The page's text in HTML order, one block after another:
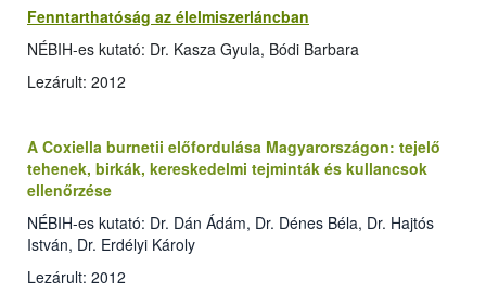
Fenntarthatóság az élelmiszerláncban
NÉBIH-es kutató: Dr. Kasza Gyula, Bódi Barbara
Lezárult: 2012
A Coxiella burnetii előfordulása Magyarországon: tejelő
tehenek, birkák, kereskedelmi tejminták és kullancsok
ellenőrzése
NÉBIH-es kutató: Dr. Dán Ádám, Dr. Dénes Béla, Dr. Hajtós
István, Dr. Erdélyi Károly
Lezárult: 2012